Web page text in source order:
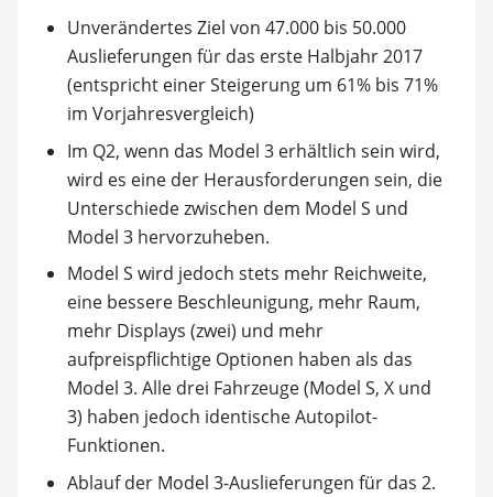
Unverändertes Ziel von 47.000 bis 50.000
Auslieferungen für das erste Halbjahr 2017
(entspricht einer Steigerung um 61% bis 71%
im Vorjahresvergleich)
Im Q2, wenn das Model 3 erhältlich sein wird,
wird es eine der Herausforderungen sein, die
Unterschiede zwischen dem Model S und
Model 3 hervorzuheben.
Model S wird jedoch stets mehr Reichweite,
eine bessere Beschleunigung, mehr Raum,
mehr Displays (zwei) und mehr
aufpreispflichtige Optionen haben als das
Model 3. Alle drei Fahrzeuge (Model S, X und
3) haben jedoch identische Autopilot-
Funktionen.
Ablauf der Model 3-Auslieferungen für das 2.